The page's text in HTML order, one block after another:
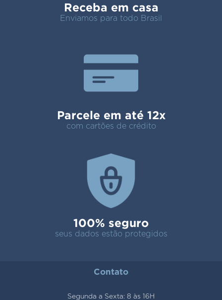
Receba em casa
Enviamos para todo Brasil
Parcele em até 12x
com cartões de crédito
100% seguro
seus dados estão protegidos
Contato
Segunda a Sexta: 8 às 16H